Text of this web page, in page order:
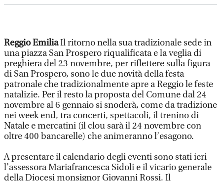
Reggio EmiliaIl ritorno nella sua tradizionale sede in
una piazza San Prospero riqualificata e la veglia di
preghiera del 23 novembre, per riflettere sulla figura
di San Prospero, sono le due novità della festa
patronale che tradizionalmente apre a Reggio le feste
natalizie. Per il resto la proposta del Comune dal 24
novembre al 6 gennaio si snoderà, come da tradizione
nei week end, tra concerti, spettacoli, il trenino di
Natale e mercatini (il clou sarà il 24 novembre con
oltre 400 bancarelle) che animeranno l’esagono.
A presentare il calendario degli eventi sono stati ieri
l’assessora Mariafrancesca Sidoli e il vicario generale
della Diocesi monsignor Giovanni Rossi. Il